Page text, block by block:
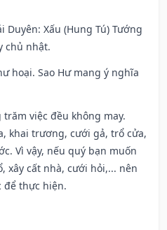
Duyên: Xấu (Hung Tú) Tướng
chủ nhật.
hoại. Sao Hư mang ý nghĩa
trăm việc đều không may.
khai trương, cưới gả, trổ cửa,
Vì vậy, nếu quý bạn muốn
xây cất nhà, cưới hỏi,... nên
để thực hiện.